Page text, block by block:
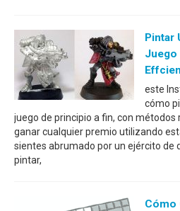
Pintar
Juego
este
cómo
juego de principio a fin, con métodos
ganar cualquier premio utilizando
sientes abrumado por un ejército de
pintar,
Cómo